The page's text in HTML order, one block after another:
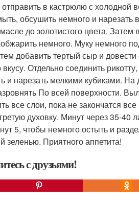
в кастрюлю с холодной
обсушить немного и
до золотистого цвета. Затем
немного. Муку немного
добавить тертый сыр и
Отдельно соединить
и нарезать мелкими кубиками.
По всей поверхности.
все слои, пока не закончатся
духовку. Минут через 35-40
5, чтобы немного остыть и
Приятного аппетита!
с друзьями!